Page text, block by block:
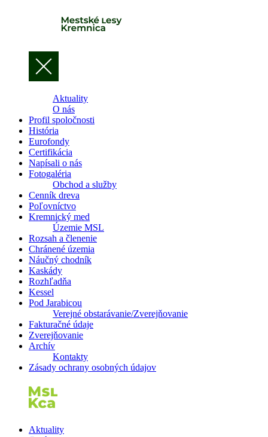
Aktuality
O nás
Profil spoločnosti
História
Eurofondy
Certifikácia
Napísali o nás
Fotogaléria
Obchod a služby
Cenník dreva
Poľovníctvo
Kremnický med
Územie MSL
Rozsah a členenie
Chránené územia
Náučný chodník
Kaskády
Rozhľadňa
Kessel
Pod Jarabicou
Verejné obstarávanie/Zverejňovanie
Fakturačné údaje
Zverejňovanie
Archív
Kontakty
Zásady ochrany osobných údajov
Aktuality